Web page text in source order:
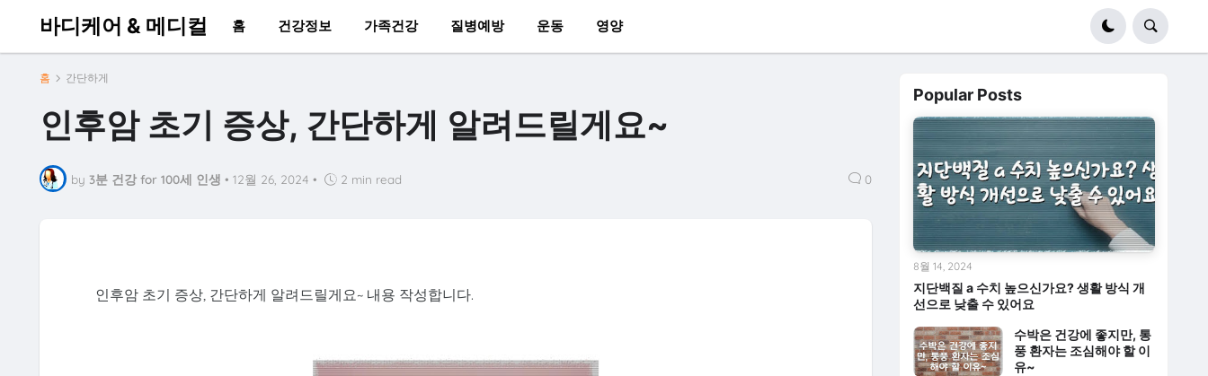
바디케어 & 메디컬 홈 건강정보 가족건강 질병예방 운동 영양
홈 간단하게
인후암 초기 증상, 간단하게 알려드릴게요~
by 3분 건강 for 100세 인생 • 12월 26, 2024 • 2 min read 0
인후암 초기 증상, 간단하게 알려드릴게요~ 내용 작성합니다.
Popular Posts
지단백질 a 수치 높으신가요? 생활 방식 개
선으로 낮출 수 있어요
8월 14, 2024
수박은 건강에 좋지만, 통
풍 환자는 조심해야 할 이
유~